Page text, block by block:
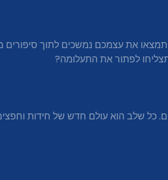
את עצמכם נמשכים לתוך סיפורים
לפתור את התעלומה?
כל שלב הוא עולם חדש של חידות